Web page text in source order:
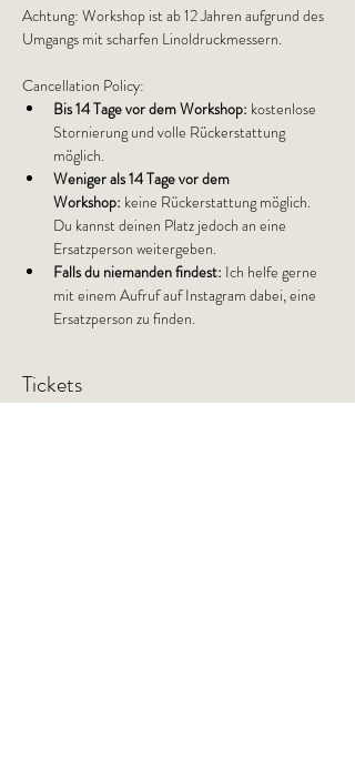
Achtung: Workshop ist ab 12 Jahren aufgrund des
Umgangs mit scharfen Linoldruckmessern.
Cancellation Policy:
Bis 14 Tage vor dem Workshop: kostenlose
Stornierung und volle Rückerstattung
möglich.
Weniger als 14 Tage vor dem
Workshop: keine Rückerstattung möglich.
Du kannst deinen Platz jedoch an eine
Ersatzperson weitergeben.
Falls du niemanden findest: Ich helfe gerne
mit einem Aufruf auf Instagram dabei, eine
Ersatzperson zu finden.
Tickets